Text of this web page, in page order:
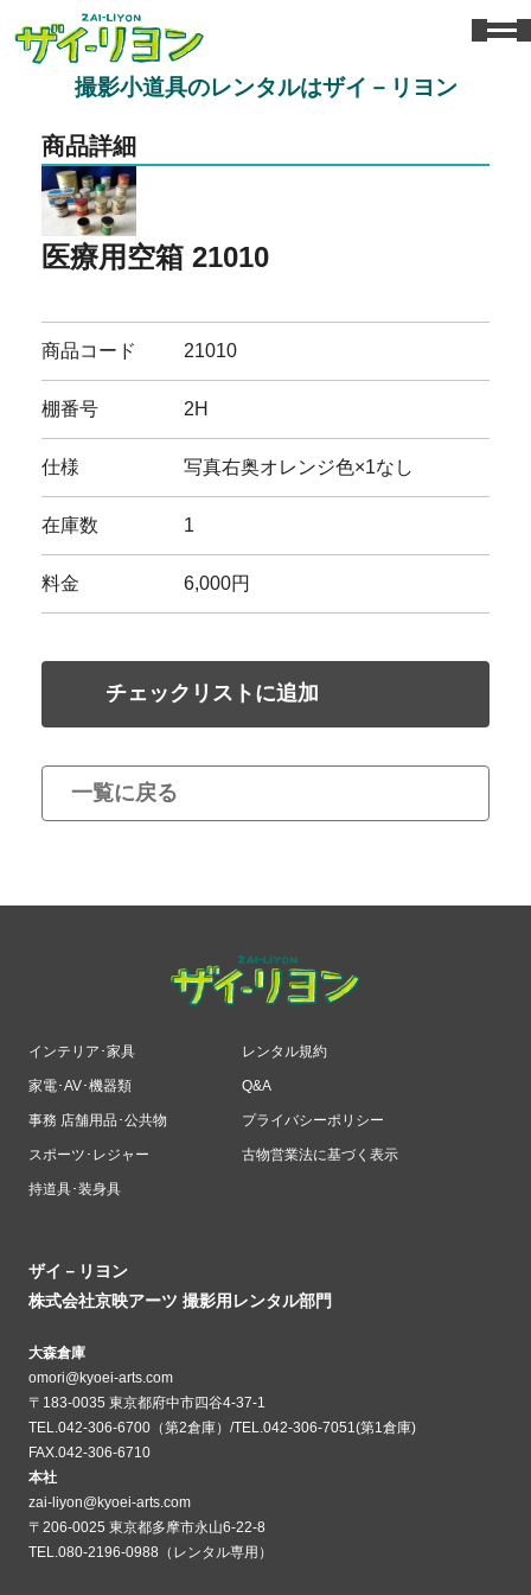
撮影小道具のレンタルはザイ－リヨン
商品詳細
医療用空箱 21010
商品コード 21010
棚番号 2H
仕様 写真右奥オレンジ色×1なし
在庫数 1
料金 6,000円
チェックリストに追加
一覧に戻る
インテリア･家具
家電･AV･機器類
事務 店舗用品･公共物
スポーツ･レジャー
持道具･装身具
レンタル規約
Q&A
プライバシーポリシー
古物営業法に基づく表示
ザイ－リヨン
株式会社京映アーツ 撮影用レンタル部門
大森倉庫
omori@kyoei-arts.com
〒183-0035 東京都府中市四谷4-37-1
TEL.042-306-6700（第2倉庫）/TEL.042-306-7051(第1倉庫)
FAX.042-306-6710
本社
zai-liyon@kyoei-arts.com
〒206-0025 東京都多摩市永山6-22-8
TEL.080-2196-0988（レンタル専用）